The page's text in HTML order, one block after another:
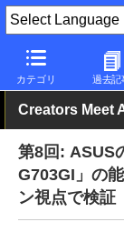
カテゴリ 過去記
PC Watch パソ
Creators Meet
第8回: ASUS
G703GI」の
ン視点で検証